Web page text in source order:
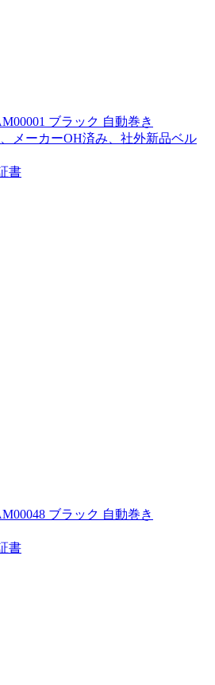
ブラック 自動巻き
メーカーOH済み、社外新品ベル
書
ブラック 自動巻き
書